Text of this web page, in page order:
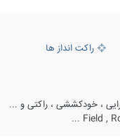
راکت انداز ها
، خودکششی ، راکتی و ...
Field ,